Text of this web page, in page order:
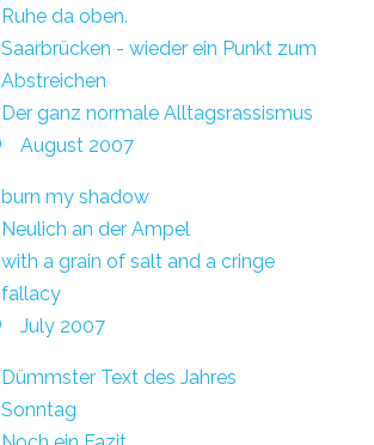
Ruhe da oben.
Saarbrücken - wieder ein Punkt zum
Abstreichen
Der ganz normale Alltagsrassismus
August 2007
burn my shadow
Neulich an der Ampel
with a grain of salt and a cringe
fallacy
July 2007
Dümmster Text des Jahres
Sonntag